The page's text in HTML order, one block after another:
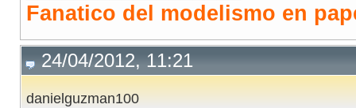
Fanatico del modelismo en
24/04/2012, 11:21
danielguzman100